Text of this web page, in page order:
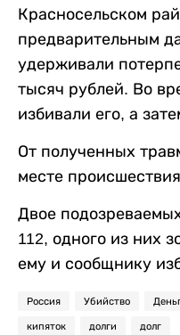
Красносельском
предварительным
удерживали
тысяч рублей. Во
избивали его, а
От полученных
месте
Двое
112, одного из них
ему и сообщнику
Россия Убийство
кипяток долги долг